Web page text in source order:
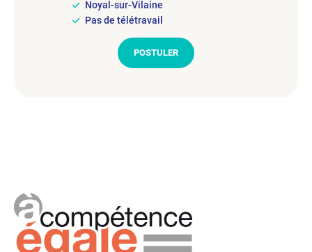
Noyal-sur-Vilaine
Pas de télétravail
POSTULER